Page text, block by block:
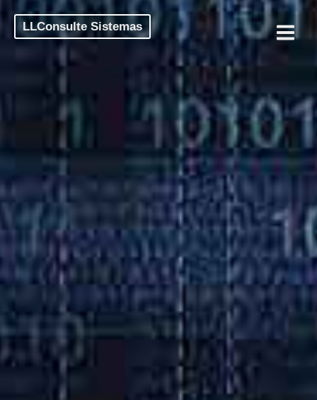
LLConsulte Sistemas